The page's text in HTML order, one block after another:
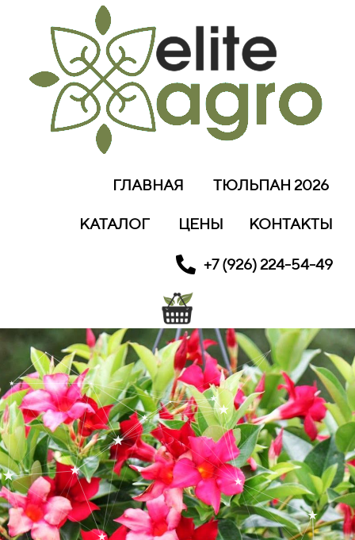
ГЛАВНАЯ ТЮЛЬПАН 2026
КАТАЛОГ ЦЕНЫ КОНТАКТЫ
+7 (926) 224-54-49